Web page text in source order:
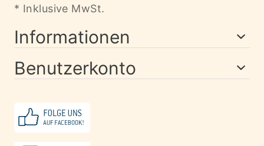
* Inklusive MwSt.
Informationen
Benutzerkonto